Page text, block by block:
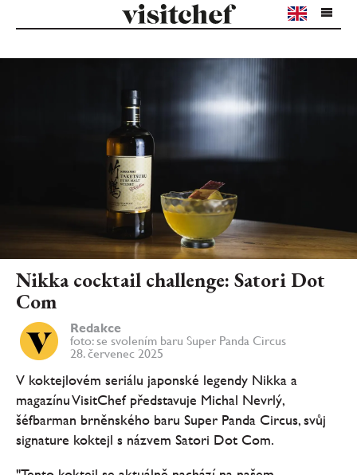
Nikka cocktail challenge: Satori Dot
Com
Redakce
foto: se svolením baru Super Panda Circus
28. červenec 2025
V koktejlovém seriálu japonské legendy Nikka a
magazínu VisitChef představuje Michal Nevrlý,
šéfbarman brněnského baru Super Panda Circus, svůj
signature koktejl s názvem Satori Dot Com.